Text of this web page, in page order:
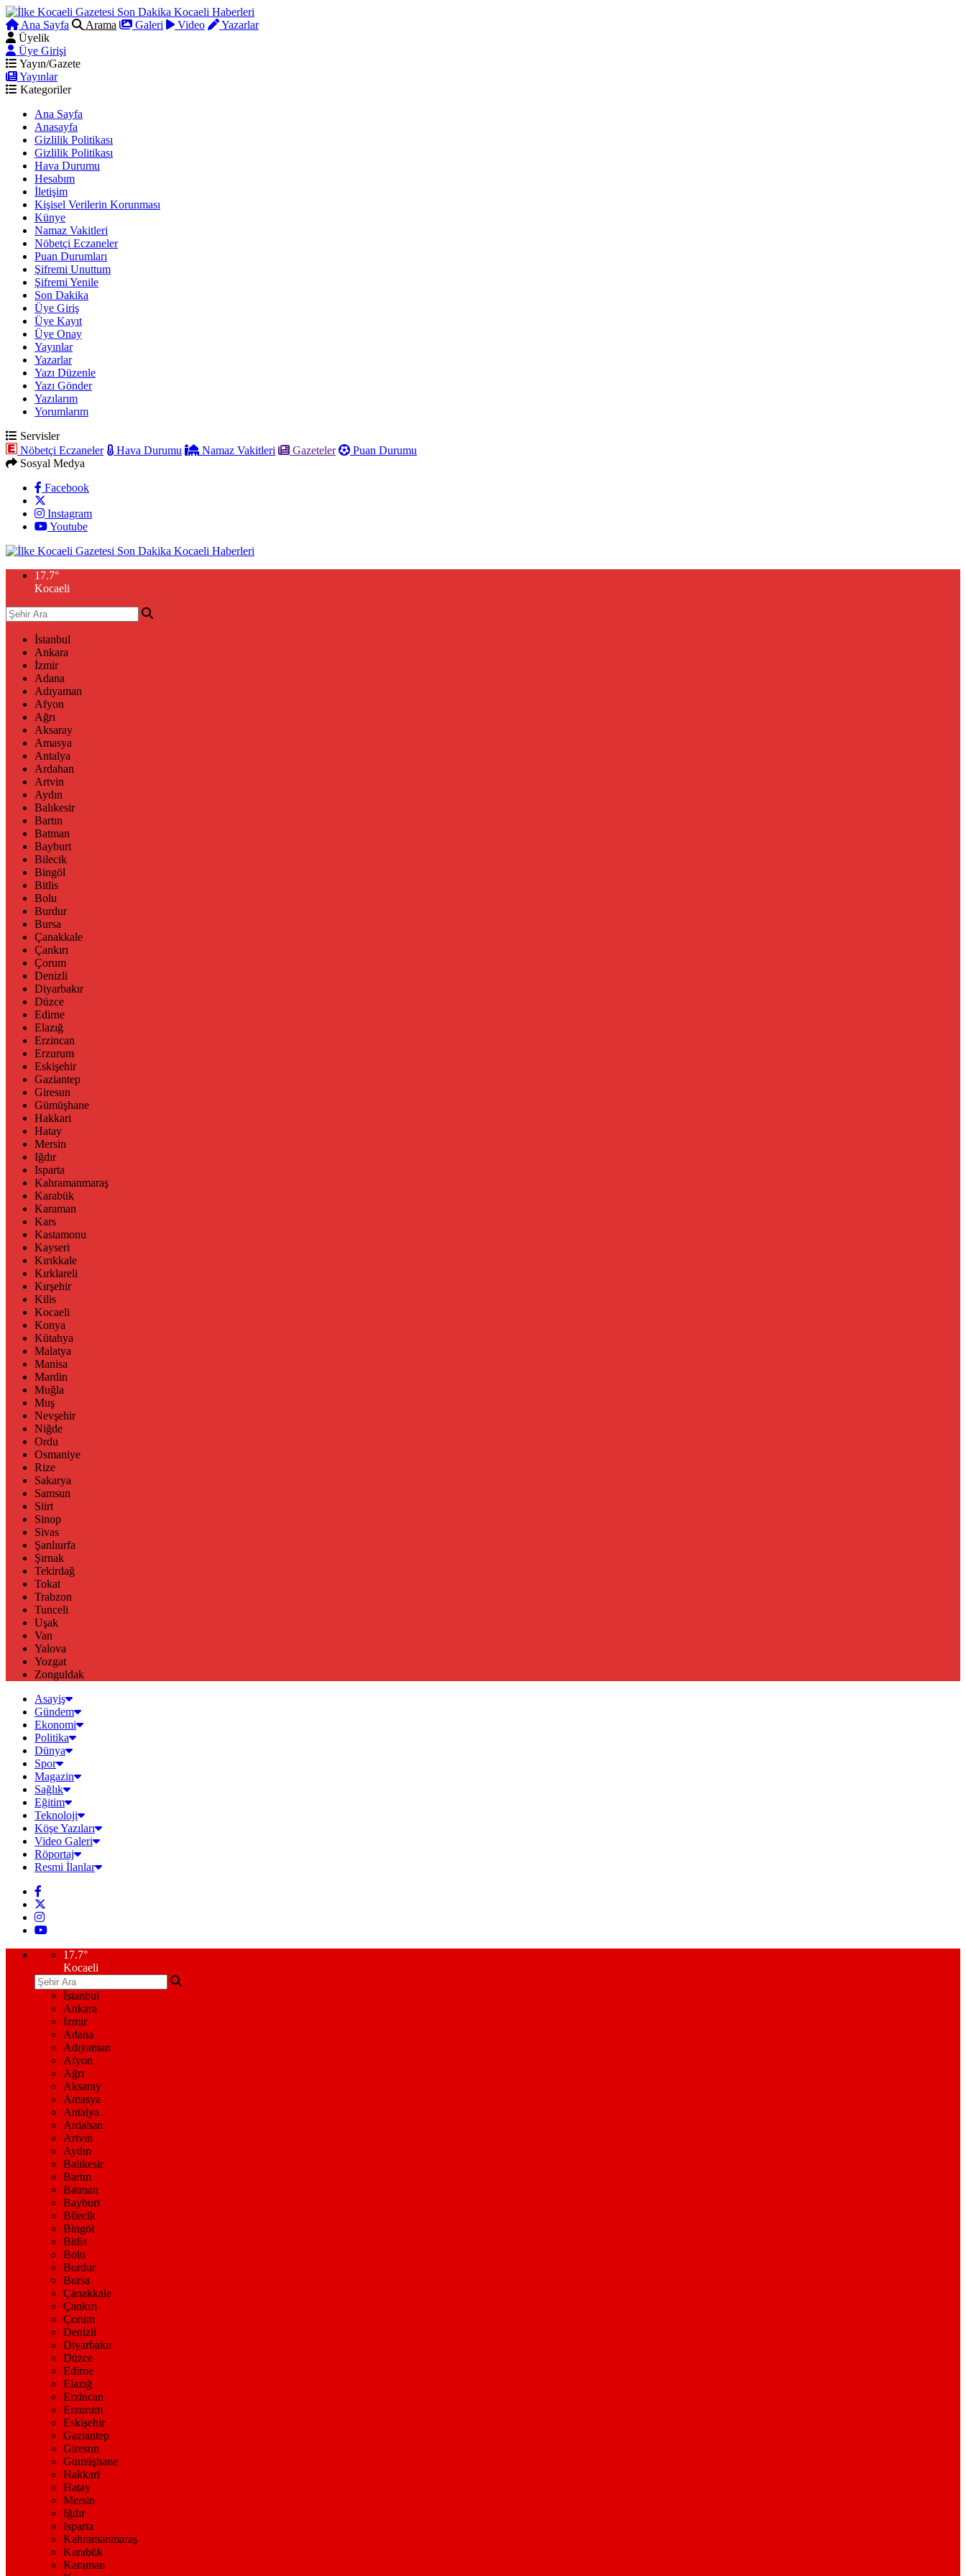
Ana Sayfa Arama Galeri Video
Yazarlar
Üyelik
Üye Girişi
Yayın/Gazete
Yayınlar
Kategoriler
Ana Sayfa
Anasayfa
Gizlilik Politikası
Gizlilik Politikası
Hava Durumu
Hesabım
İletişim
Kişisel Verilerin Korunması
Künye
Namaz Vakitleri
Nöbetçi Eczaneler
Puan Durumları
Şifremi Unuttum
Şifremi Yenile
Son Dakika
Üye Giriş
Üye Kayıt
Üye Onay
Yayınlar
Yazarlar
Yazı Düzenle
Yazı Gönder
Yazılarım
Yorumlarım
Servisler
Nöbetçi Eczaneler
Hava Durumu Namaz Vakitleri Gazeteler
Puan Durumu
Sosyal Medya
Facebook
Instagram
Youtube
17.7°
Kocaeli
İstanbul
Ankara
İzmir
Adana
Adıyaman
Afyon
Ağrı
Aksaray
Amasya
Antalya
Ardahan
Artvin
Aydın
Balıkesir
Bartın
Batman
Bayburt
Bilecik
Bingöl
Bitlis
Bolu
Burdur
Bursa
Çanakkale
Çankırı
Çorum
Denizli
Diyarbakır
Düzce
Edirne
Elazığ
Erzincan
Erzurum
Eskişehir
Gaziantep
Giresun
Gümüşhane
Hakkari
Hatay
Mersin
Iğdır
Isparta
Kahramanmaraş
Karabük
Karaman
Kars
Kastamonu
Kayseri
Kırıkkale
Kırklareli
Kırşehir
Kilis
Kocaeli
Konya
Kütahya
Malatya
Manisa
Mardin
Muğla
Muş
Nevşehir
Niğde
Ordu
Osmaniye
Rize
Sakarya
Samsun
Siirt
Sinop
Sivas
Şanlıurfa
Şırnak
Tekirdağ
Tokat
Trabzon
Tunceli
Uşak
Van
Yalova
Yozgat
Zonguldak
Asayiş
Gündem
Ekonomi
Politika
Dünya
Spor
Magazin
Sağlık
Eğitim
Teknoloji
Köşe Yazıları
Video Galeri
Röportaj
Resmi İlanlar
17.7°
Kocaeli
İstanbul
Ankara
İzmir
Adana
Adıyaman
Afyon
Ağrı
Aksaray
Amasya
Antalya
Ardahan
Artvin
Aydın
Balıkesir
Bartın
Batman
Bayburt
Bilecik
Bingöl
Bitlis
Bolu
Burdur
Bursa
Çanakkale
Çankırı
Çorum
Denizli
Diyarbakır
Düzce
Edirne
Elazığ
Erzincan
Erzurum
Eskişehir
Gaziantep
Giresun
Gümüşhane
Hakkari
Hatay
Mersin
Iğdır
Isparta
Kahramanmaraş
Karabük
Karaman